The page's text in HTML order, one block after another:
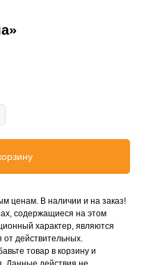
ценам. В наличии и на заказ!
содержащиеся на этом
характер, являются
от действительных.
товар в корзину и